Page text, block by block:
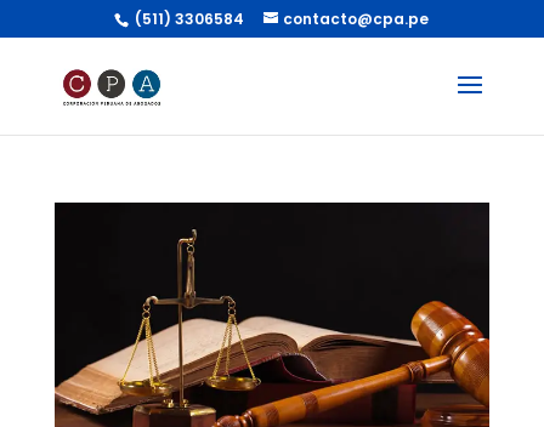
(511) 3306584 contacto@cpa.pe